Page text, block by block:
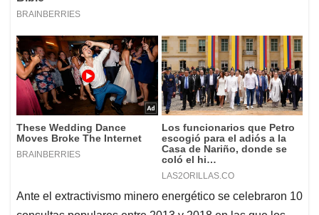
Ante el extractivismo minero energético se celebraron 10